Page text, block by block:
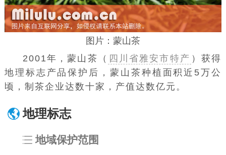
图片：蒙山茶
2001年，蒙山茶（ 四川省雅安市特产 ）获得
地理标志产品保护后，蒙山茶种植面积近5万公
顷，制茶企业达数十家，产值达数亿元。
地理标志
地域保护范围